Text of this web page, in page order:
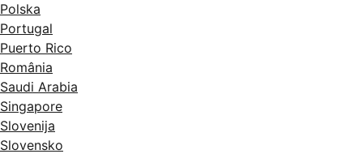
Polska
Portugal
Puerto Rico
România
Saudi Arabia
Singapore
Slovenija
Slovensko